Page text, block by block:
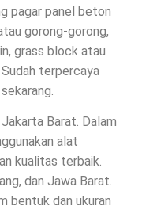
pagar panel beton
gorong-gorong,
grass block atau
terpercaya
Barat. Dalam
alat
kualitas terbaik.
dan Jawa Barat.
bentuk dan ukuran